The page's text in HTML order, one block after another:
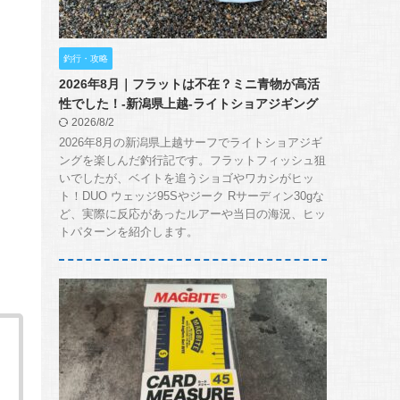
釣行・攻略
2026年8月｜フラットは不在？ミニ青物が高活
性でした！-新潟県上越-ライトショアジギング
2026/8/2
2026年8月の新潟県上越サーフでライトショアジギ
ングを楽しんだ釣行記です。フラットフィッシュ狙
いでしたが、ベイトを追うショゴやワカシがヒッ
ト！DUO ウェッジ95Sやジーク Rサーディン30gな
ど、実際に反応があったルアーや当日の海況、ヒッ
トパターンを紹介します。